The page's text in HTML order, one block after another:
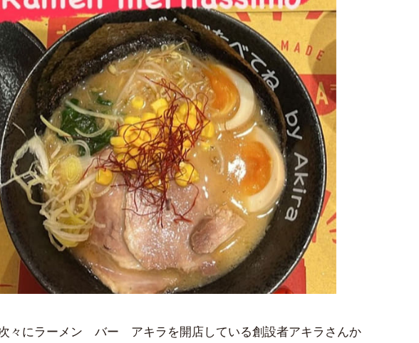
々にラーメン バー アキラを開店している創設者アキラさんか